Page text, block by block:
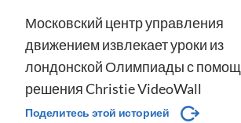
Московский центр управления
движением извлекает уроки из
лондонской Олимпиады с
решения Christie VideoWall
Поделитесь этой историей